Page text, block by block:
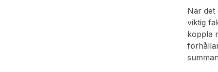
När det
viktig
koppla